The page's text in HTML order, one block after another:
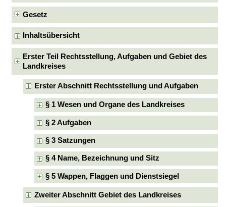
Gesetz
Inhaltsübersicht
Erster Teil Rechtsstellung, Aufgaben und Gebiet des
Landkreises
Erster Abschnitt Rechtsstellung und Aufgaben
§ 1 Wesen und Organe des Landkreises
§ 2 Aufgaben
§ 3 Satzungen
§ 4 Name, Bezeichnung und Sitz
§ 5 Wappen, Flaggen und Dienstsiegel
Zweiter Abschnitt Gebiet des Landkreises